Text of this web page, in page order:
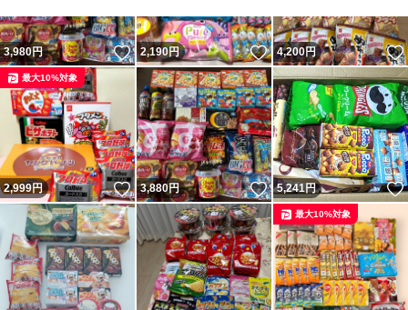
3,980円 いいね！
2,190円 いいね！
4,200円
2,999円 いいね！
最大10%対象
3,880円 いいね！
5,241円
最大10%対象